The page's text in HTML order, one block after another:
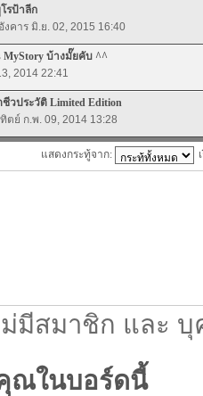
รป้าลีก
งคาร มิ.ย. 02, 2015 16:40
MyStory บ้างมั๊ยคับ ^^
2014 22:41
ชีวประวัติ Limited Edition
ตย์ ก.พ. 09, 2014 13:28
แสดงกระทู้จาก:
มีสมาชิก และ
ณในบอร์ดนี้